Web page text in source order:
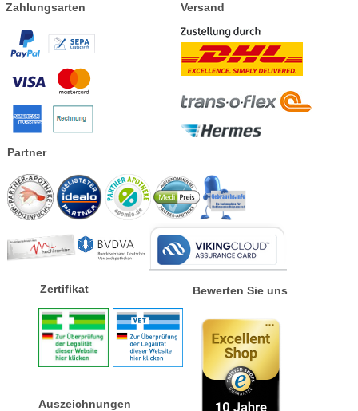
Zahlungsarten Versand
Partner
Zertifikat
Auszeichnungen
Bewerten Sie uns